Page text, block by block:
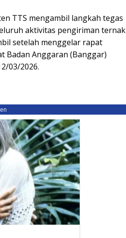
TTS mengambil langkah tegas
aktivitas pengiriman ternak
setelah menggelar rapat
Badan Anggaran (Banggar)
03/2026.